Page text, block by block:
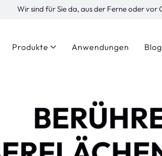
Wir sind für Sie da, aus der Ferne oder vor
Produkte Anwendungen Blog